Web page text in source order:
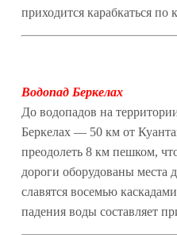
приходится карабкаться
Водопад Беркелах
До водопадов на
Беркелах — 50 км от
преодолеть 8 км пешком,
дороги оборудованы места
славятся восемью
падения воды составляет